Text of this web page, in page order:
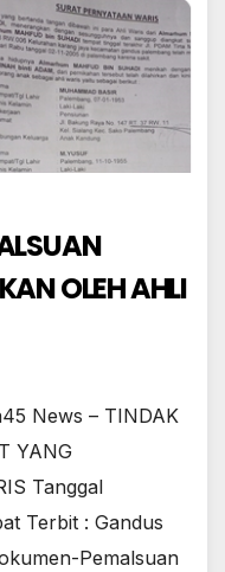
OLEH AHLI
News – TINDAK
YANG
Tanggal
Terbit : Gandus
Pemalsuan